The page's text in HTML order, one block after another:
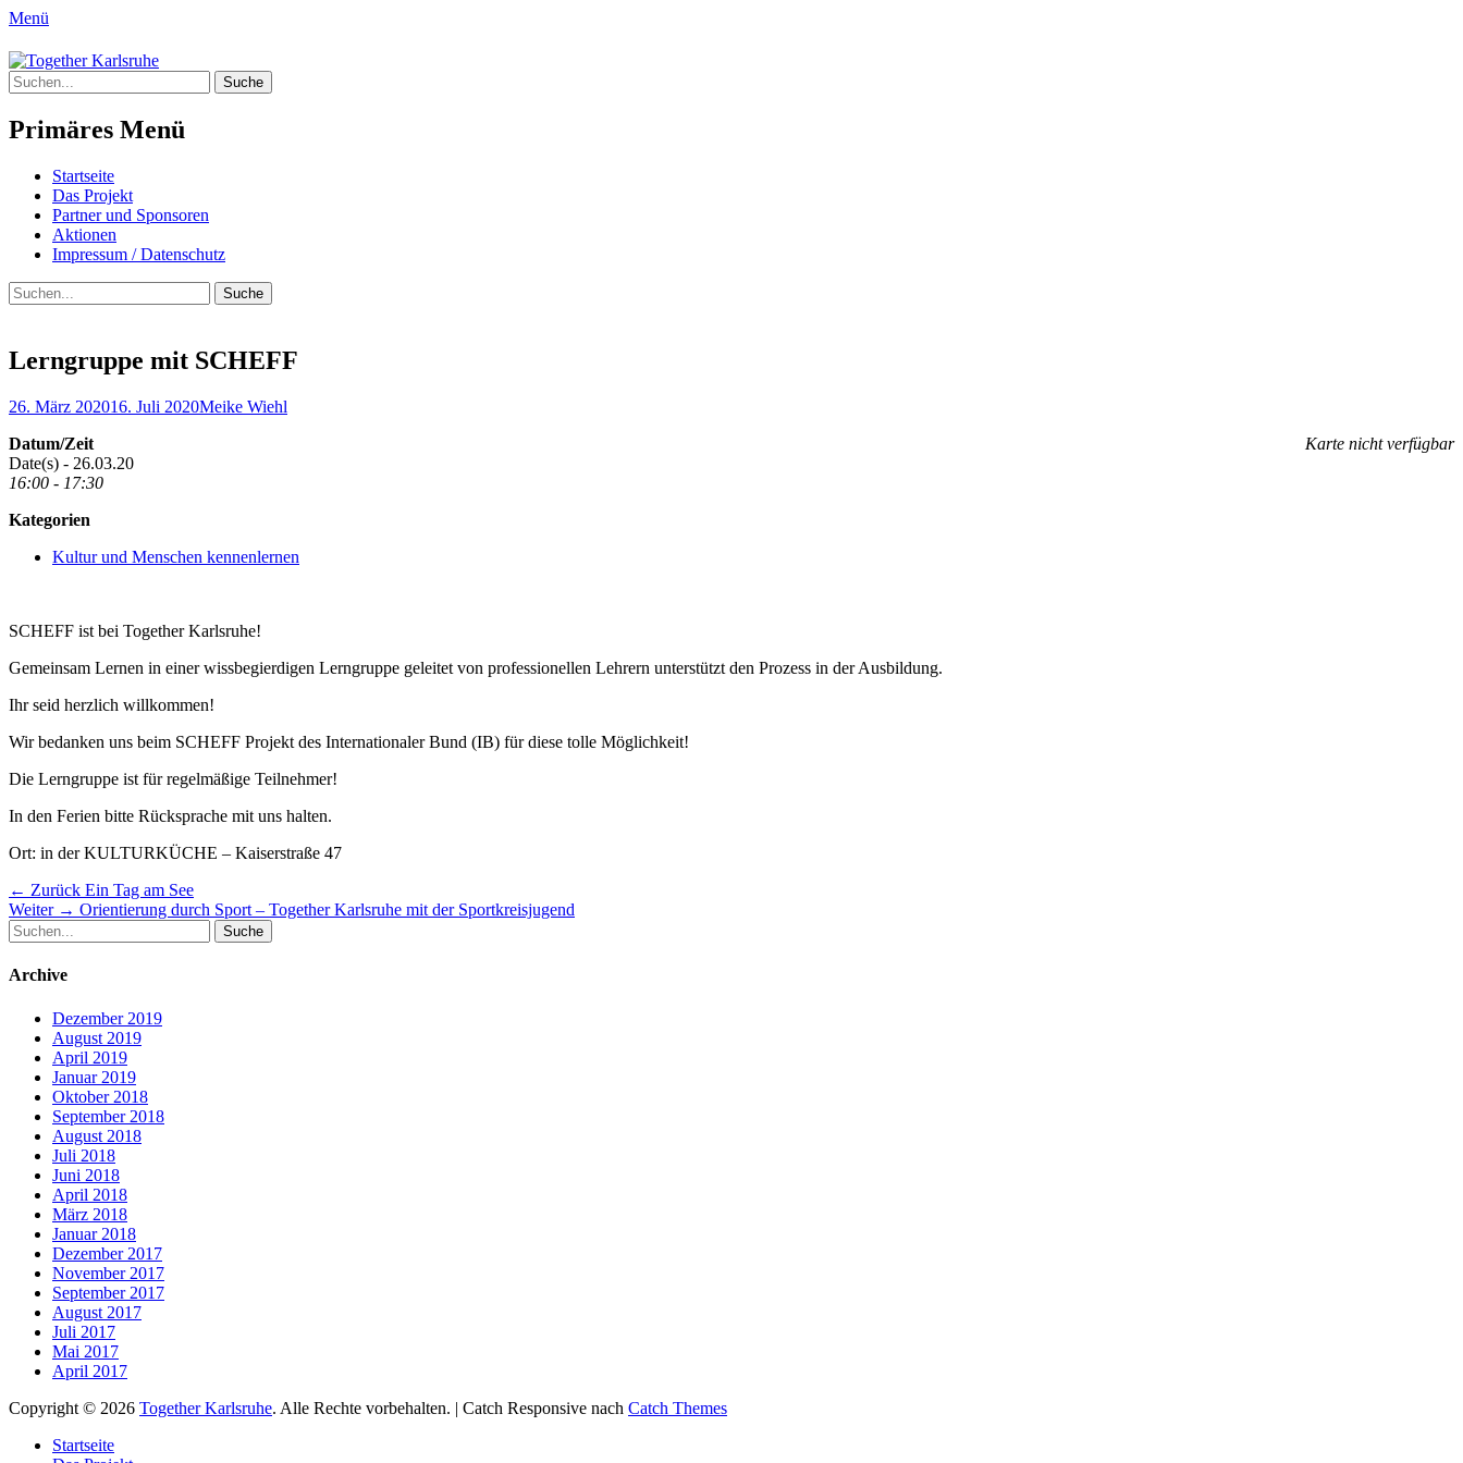
Menü
Together Karlsruhe
Integration von jungen Menschen mit Fluchterfahrung und Migrationshintergrund
Suche
nach:
Primäres Menü
Springe
zum
Inhalt
Startseite
Das Projekt
Partner und Sponsoren
Aktionen
Impressum / Datenschutz
Suchen
Suche
nach:
Lerngruppe mit SCHEFF
Posted
26. März 202016. Juli 2020Author
Meike Wiehl
Karte nicht verfügbar
Datum/Zeit
Date(s) - 26.03.20
16:00 - 17:30
Kategorien
Kultur und Menschen kennenlernen
SCHEFF ist bei Together Karlsruhe!
Gemeinsam Lernen in einer wissbegierdigen Lerngruppe geleitet von professionellen Lehrern unterstützt den Prozess in der Ausbildung.
Ihr seid herzlich willkommen!
Wir bedanken uns beim SCHEFF Projekt des Internationaler Bund (IB) für diese tolle Möglichkeit!
Die Lerngruppe ist für regelmäßige Teilnehmer!
In den Ferien bitte Rücksprache mit uns halten.
Ort: in der KULTURKÜCHE – Kaiserstraße 47
Beitragsnavigation
← Zurück Vorheriger
Beitrag:
Ein Tag am See
Weiter → Nächster
Orientierung durch Sport – Together Karlsruhe mit der Sportkreisjugend
Suche
nach:
Archive
Dezember 2019
August 2019
April 2019
Januar 2019
Oktober 2018
September 2018
August 2018
Juli 2018
Juni 2018
April 2018
März 2018
Januar 2018
Dezember 2017
November 2017
September 2017
August 2017
Juli 2017
Mai 2017
April 2017
Copyright © 2026 Together Karlsruhe. Alle Rechte vorbehalten. | Catch Responsive nach Catch Themes
oben
Startseite